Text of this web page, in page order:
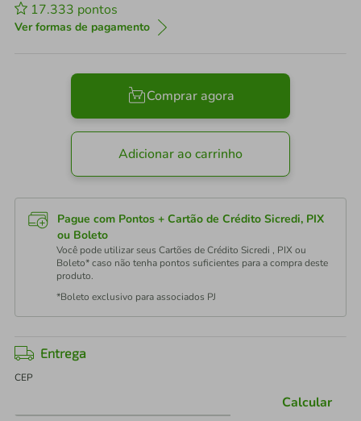
17.333 pontos
Ver formas de pagamento
Comprar agora
Adicionar ao carrinho
Pague com Pontos + Cartão de Crédito Sicredi, PIX
ou Boleto
Você pode utilizar seus Cartões de Crédito Sicredi , PIX ou
Boleto* caso não tenha pontos suficientes para a compra deste
produto.
*Boleto exclusivo para associados PJ
Entrega
CEP
Calcular